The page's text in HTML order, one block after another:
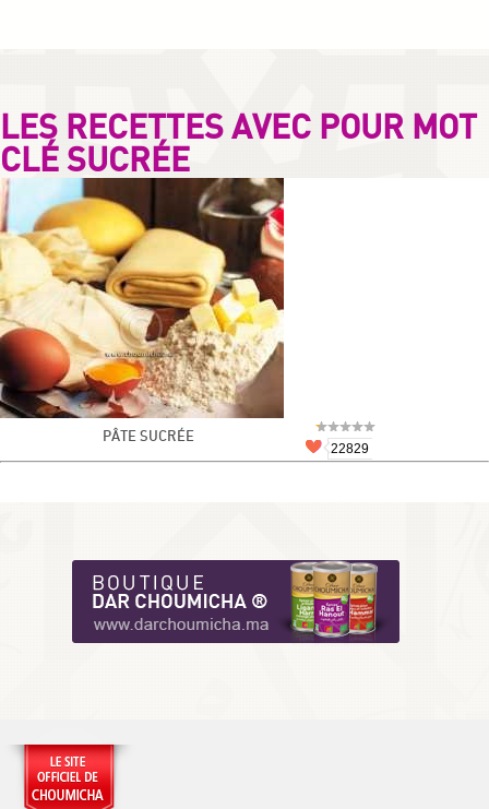
LES RECETTES AVEC POUR MOT
CLÉ SUCRÉE
PÂTE SUCRÉE
22829